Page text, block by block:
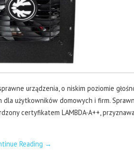
urządzenia, o niskim poziomie
użytkowników domowych i firm.
certyfikatem LAMBDA-A++,
Reading →